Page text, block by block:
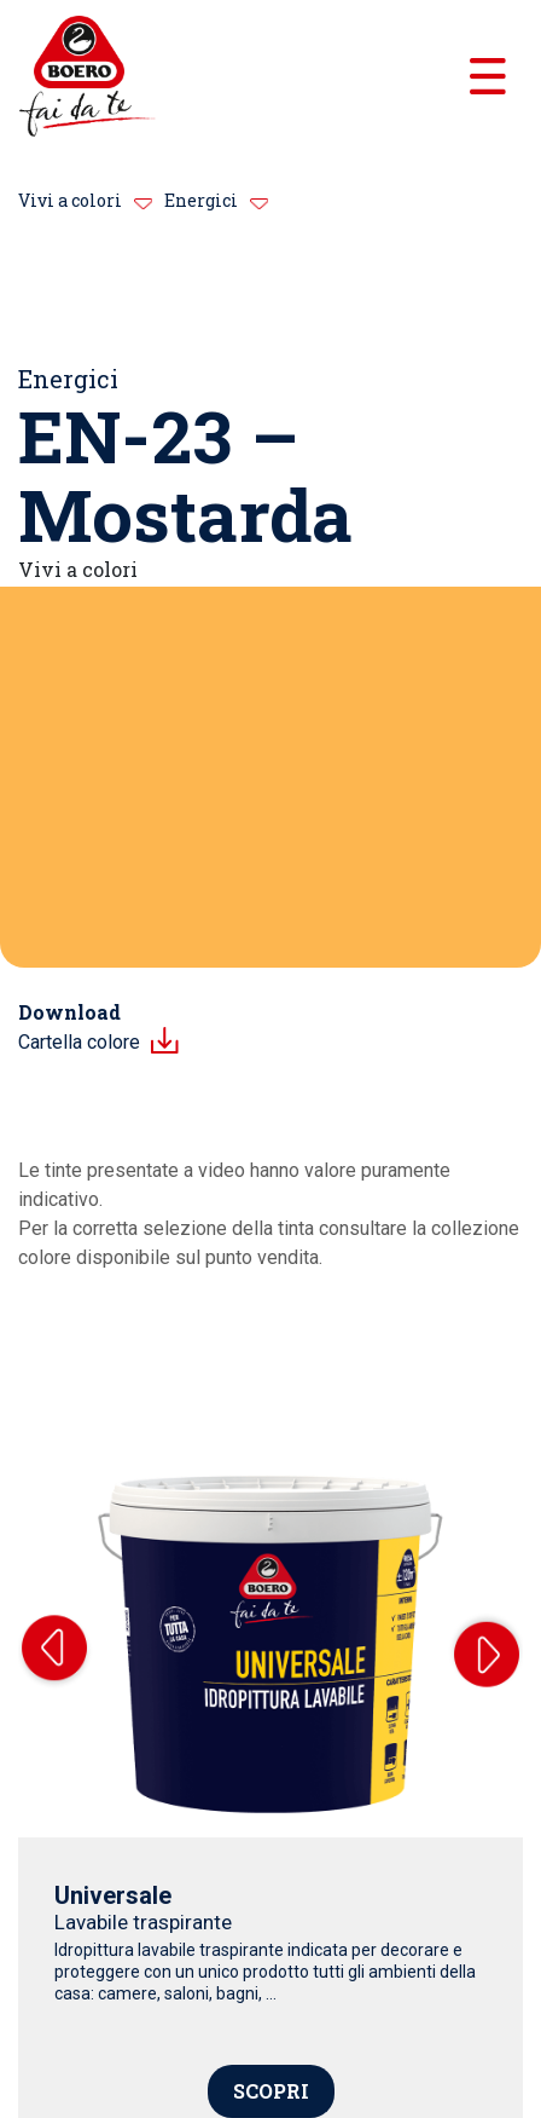
Vivi a colori Energici
Energici
EN-23 –
Mostarda
Vivi a colori
Download
Cartella colore
Le tinte presentate a video hanno valore puramente
indicativo.
Per la corretta selezione della tinta consultare la collezione
colore disponibile sul punto vendita.
Universale
Lavabile traspirante
Idropittura lavabile traspirante indicata per decorare e
proteggere con un unico prodotto tutti gli ambienti della
casa: camere, saloni, bagni, ...
SCOPRI